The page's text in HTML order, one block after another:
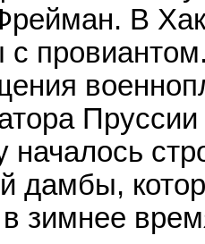
В
с
началось
дамбы,
в зимнее